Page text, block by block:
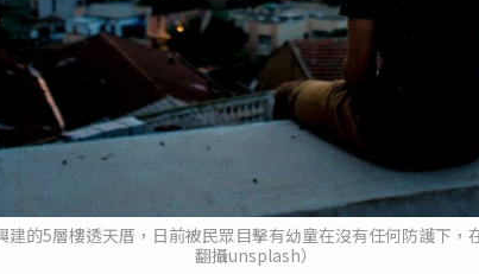
建的5層樓透天厝，日前被民眾目擊有幼童在沒有任何防護下，
翻攝unsplash）